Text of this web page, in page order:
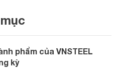
phẩm của VNSTEEL
kỳ